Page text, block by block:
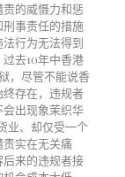
的威慑力和惩
事责任的措施
行为无法得到
过去10年中香港
，尽管不能说香
存在，违规者
出现象茉织华
业、却仅受一个
实在无关痛
来的违规者接